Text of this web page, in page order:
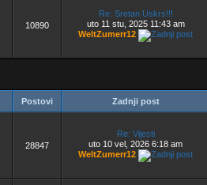
10890
Re: Sretan Uskrs!!!
uto 11 stu, 2025 11:43 am
WeltZumerr12
Postovi Zadnji post
28847
Re: Vijesti
uto 10 vel, 2026 6:18 am
WeltZumerr12